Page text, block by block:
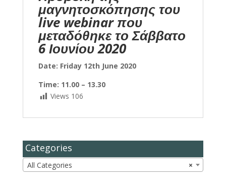
μαγνητοσκόπησης του
live webinar που
μεταδόθηκε το Σάββατο
6 Ιουνίου 2020
Date: Friday 12th June 2020
Time: 11.00 – 13.30
Views 106
Categories
×
All Categories